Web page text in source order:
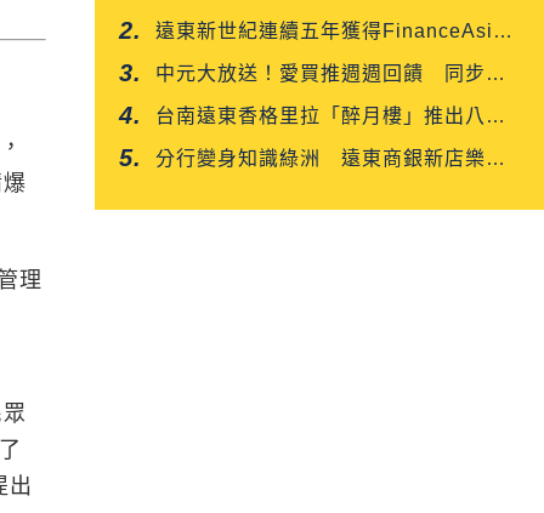
理
出
車道自由流」電子收費系統正式通車
遠東新世紀連續五年獲得FinanceAsia
肯定
中元大放送！愛買推週週回饋 同步開
賣白沙屯媽平安箱
台南遠東香格里拉「醉月樓」推出八月
限定「功夫新菜嘗鮮優惠」
分行變身知識綠洲 遠東商銀新店樂知